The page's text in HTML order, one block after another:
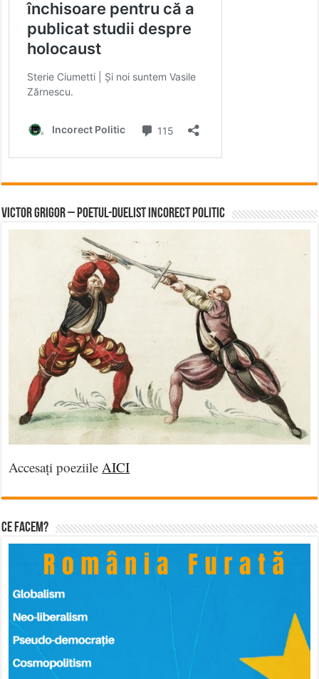
Victor Grigor – Poetul-Duelist Incorect Politic
Accesați poeziile AICI
Ce facem?